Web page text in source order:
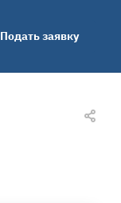
Подать заявку